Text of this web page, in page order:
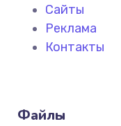
Сайты
Реклама
Контакты
Файлы